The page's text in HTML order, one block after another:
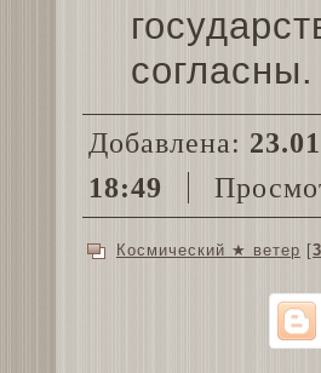
согласны.
Добавлена:
18:49
Космический ★ ветер [